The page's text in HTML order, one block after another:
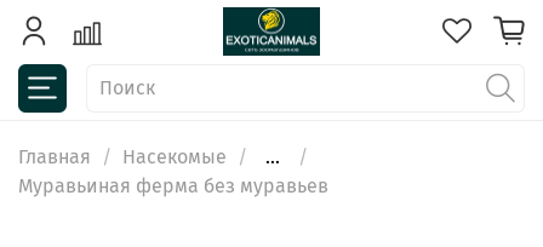
Главная Насекомые
...
Муравьиная ферма без муравьев